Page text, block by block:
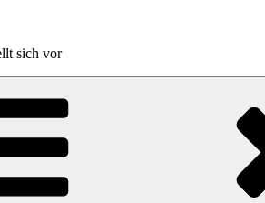
sich vor